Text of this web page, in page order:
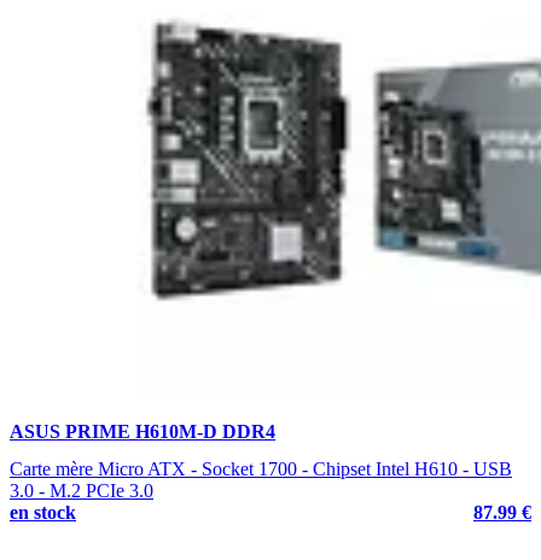
ASUS PRIME H610M-D DDR4
Carte mère Micro ATX - Socket 1700 - Chipset Intel H610 - USB
3.0 - M.2 PCIe 3.0
en stock
87.99 €